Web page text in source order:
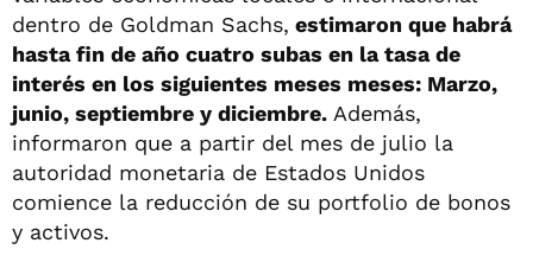
dentro de Goldman Sachs, estimaron que habrá
hasta fin de año cuatro subas en la tasa de
interés en los siguientes meses meses: Marzo,
junio, septiembre y diciembre. Además,
informaron que a partir del mes de julio la
autoridad monetaria de Estados Unidos
comience la reducción de su portfolio de bonos
y activos.